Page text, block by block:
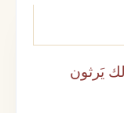
يَرثون